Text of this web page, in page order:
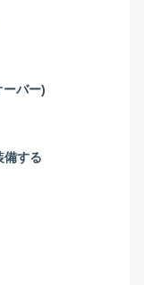
バー)
備する